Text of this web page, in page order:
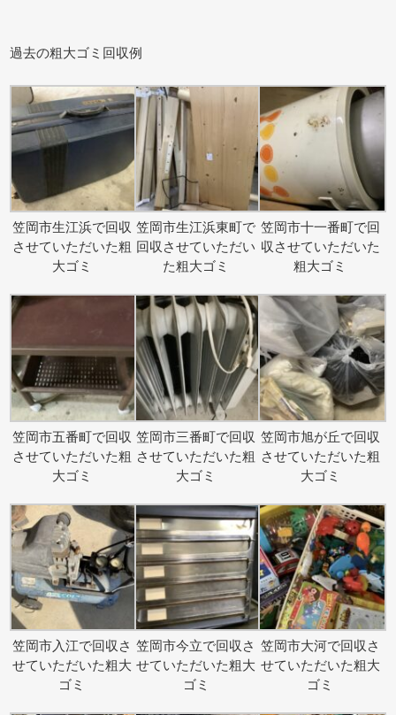
過去の粗大ゴミ回収例
笠岡市生江浜で回収
させていただいた粗
大ゴミ
笠岡市生江浜東町で
回収させていただい
た粗大ゴミ
笠岡市十一番町で回
収させていただいた
粗大ゴミ
笠岡市五番町で回収
させていただいた粗
大ゴミ
笠岡市三番町で回収
させていただいた粗
大ゴミ
笠岡市旭が丘で回収
させていただいた粗
大ゴミ
笠岡市入江で回収さ
せていただいた粗大
ゴミ
笠岡市今立で回収さ
せていただいた粗大
ゴミ
笠岡市大河で回収さ
せていただいた粗大
ゴミ